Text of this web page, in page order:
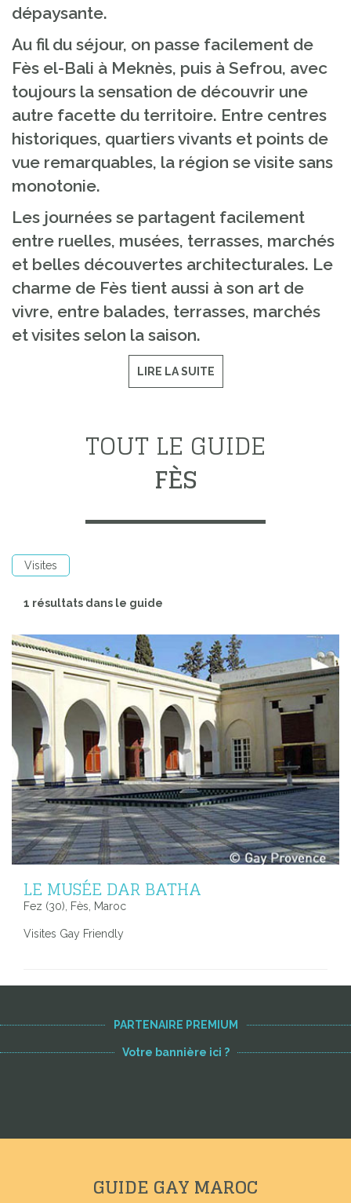
dépaysante.
Au fil du séjour, on passe facilement de
Fès el-Bali à Meknès, puis à Sefrou, avec
toujours la sensation de découvrir une
autre facette du territoire. Entre centres
historiques, quartiers vivants et points de
vue remarquables, la région se visite sans
monotonie.
Les journées se partagent facilement
entre ruelles, musées, terrasses, marchés
et belles découvertes architecturales. Le
charme de Fès tient aussi à son art de
vivre, entre balades, terrasses, marchés
et visites selon la saison.
LIRE LA SUITE
TOUT LE GUIDE
FÈS
Visites
1 résultats dans le guide
LE MUSÉE DAR BATHA
Fez (30), Fès, Maroc
Visites Gay Friendly
PARTENAIRE PREMIUM
Votre bannière ici ?
GUIDE GAY MAROC